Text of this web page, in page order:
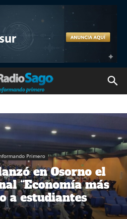
Primero
en Osorno el
“Economía más
a estudiantes